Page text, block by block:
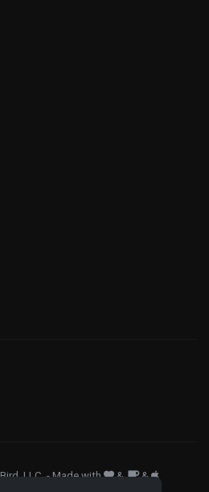
LLC. - Made with & &